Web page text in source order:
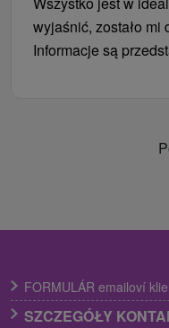
wyjaśnić, zostało
Informacje są
FORMULÁR emailoví
SZCZEGÓŁY